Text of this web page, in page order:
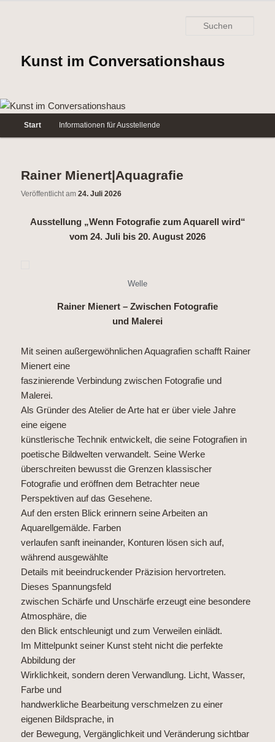
Kunst im Conversationshaus
Hauptmenü
Zum
wechseln
Zum
Inhalt
wechseln
Start Informationen für Ausstellende
Rainer Mienert|Aquagrafie
Veröffentlicht am24. Juli 2026
Ausstellung „Wenn Fotografie zum Aquarell wird“
vom 24. Juli bis 20. August 2026
Welle
Rainer Mienert – Zwischen Fotografie
und Malerei
Mit seinen außergewöhnlichen Aquagrafien schafft Rainer
Mienert eine
faszinierende Verbindung zwischen Fotografie und
Malerei.
Als Gründer des Atelier de Arte hat er über viele Jahre
eine eigene
künstlerische Technik entwickelt, die seine Fotografien in
poetische Bildwelten verwandelt. Seine Werke
überschreiten bewusst die Grenzen klassischer
Fotografie und eröffnen dem Betrachter neue
Perspektiven auf das Gesehene.
Auf den ersten Blick erinnern seine Arbeiten an
Aquarellgemälde. Farben
verlaufen sanft ineinander, Konturen lösen sich auf,
während ausgewählte
Details mit beeindruckender Präzision hervortreten.
Dieses Spannungsfeld
zwischen Schärfe und Unschärfe erzeugt eine besondere
Atmosphäre, die
den Blick entschleunigt und zum Verweilen einlädt.
Im Mittelpunkt seiner Kunst steht nicht die perfekte
Abbildung der
Wirklichkeit, sondern deren Verwandlung. Licht, Wasser,
Farbe und
handwerkliche Bearbeitung verschmelzen zu einer
eigenen Bildsprache, in
der Bewegung, Vergänglichkeit und Veränderung sichtbar